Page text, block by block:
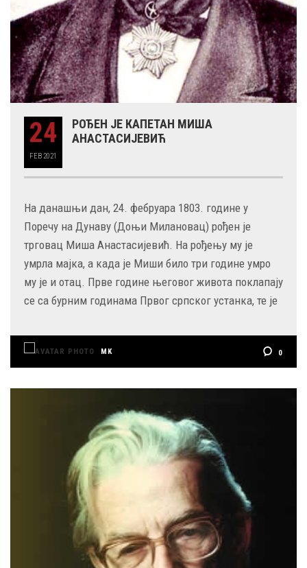
24
FEB 2021
РОЂЕН ЈЕ КАПЕТАН МИША
АНАСТАСИЈЕВИЋ
На данашњи дан, 24. фебруара 1803. године у
Поречу на Дунаву (Доњи Милановац) рођен је
трговац Миша Анастасијевић. На рођењу му је
умрла мајка, а када је Миши било три године умро
му је и отац. Прве године његовог живота поклапају
се са бурним годинама Првог српског устанка, те је
MK 0